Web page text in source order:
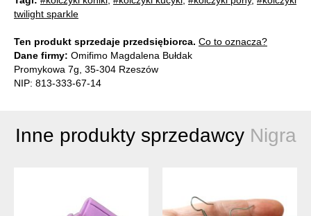
twilight sparkle
Ten produkt sprzedaje przedsiębiorca. Co to oznacza?
Dane firmy: Omifimo Magdalena Bułdak
Promykowa 7g, 35-304 Rzeszów
NIP: 813-333-67-14
Inne produkty sprzedawcy Nigra